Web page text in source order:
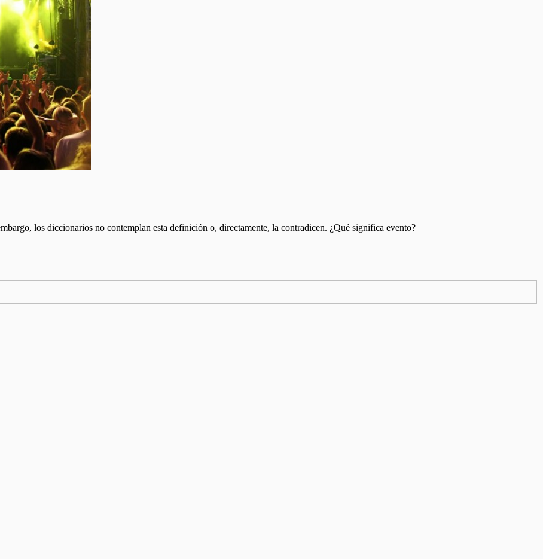
los diccionarios no contemplan esta definición o, directamente, la contradicen. ¿Qué significa evento?